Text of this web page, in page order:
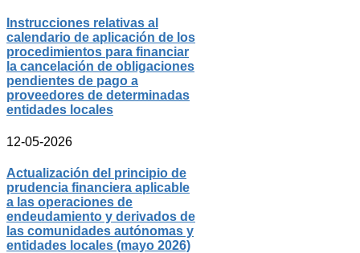
Instrucciones relativas al
calendario de aplicación de los
procedimientos para financiar
la cancelación de obligaciones
pendientes de pago a
proveedores de determinadas
entidades locales
12-05-2026
Actualización del principio de
prudencia financiera aplicable
a las operaciones de
endeudamiento y derivados de
las comunidades autónomas y
entidades locales (mayo 2026)